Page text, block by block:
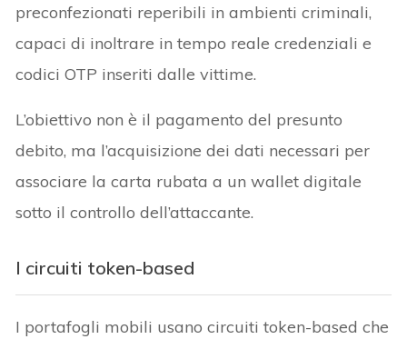
preconfezionati reperibili in ambienti criminali,
capaci di inoltrare in tempo reale credenziali e
codici OTP inseriti dalle vittime.
L’obiettivo non è il pagamento del presunto
debito, ma l’acquisizione dei dati necessari per
associare la carta rubata a un wallet digitale
sotto il controllo dell’attaccante.
I circuiti token-based
I portafogli mobili usano circuiti token-based che